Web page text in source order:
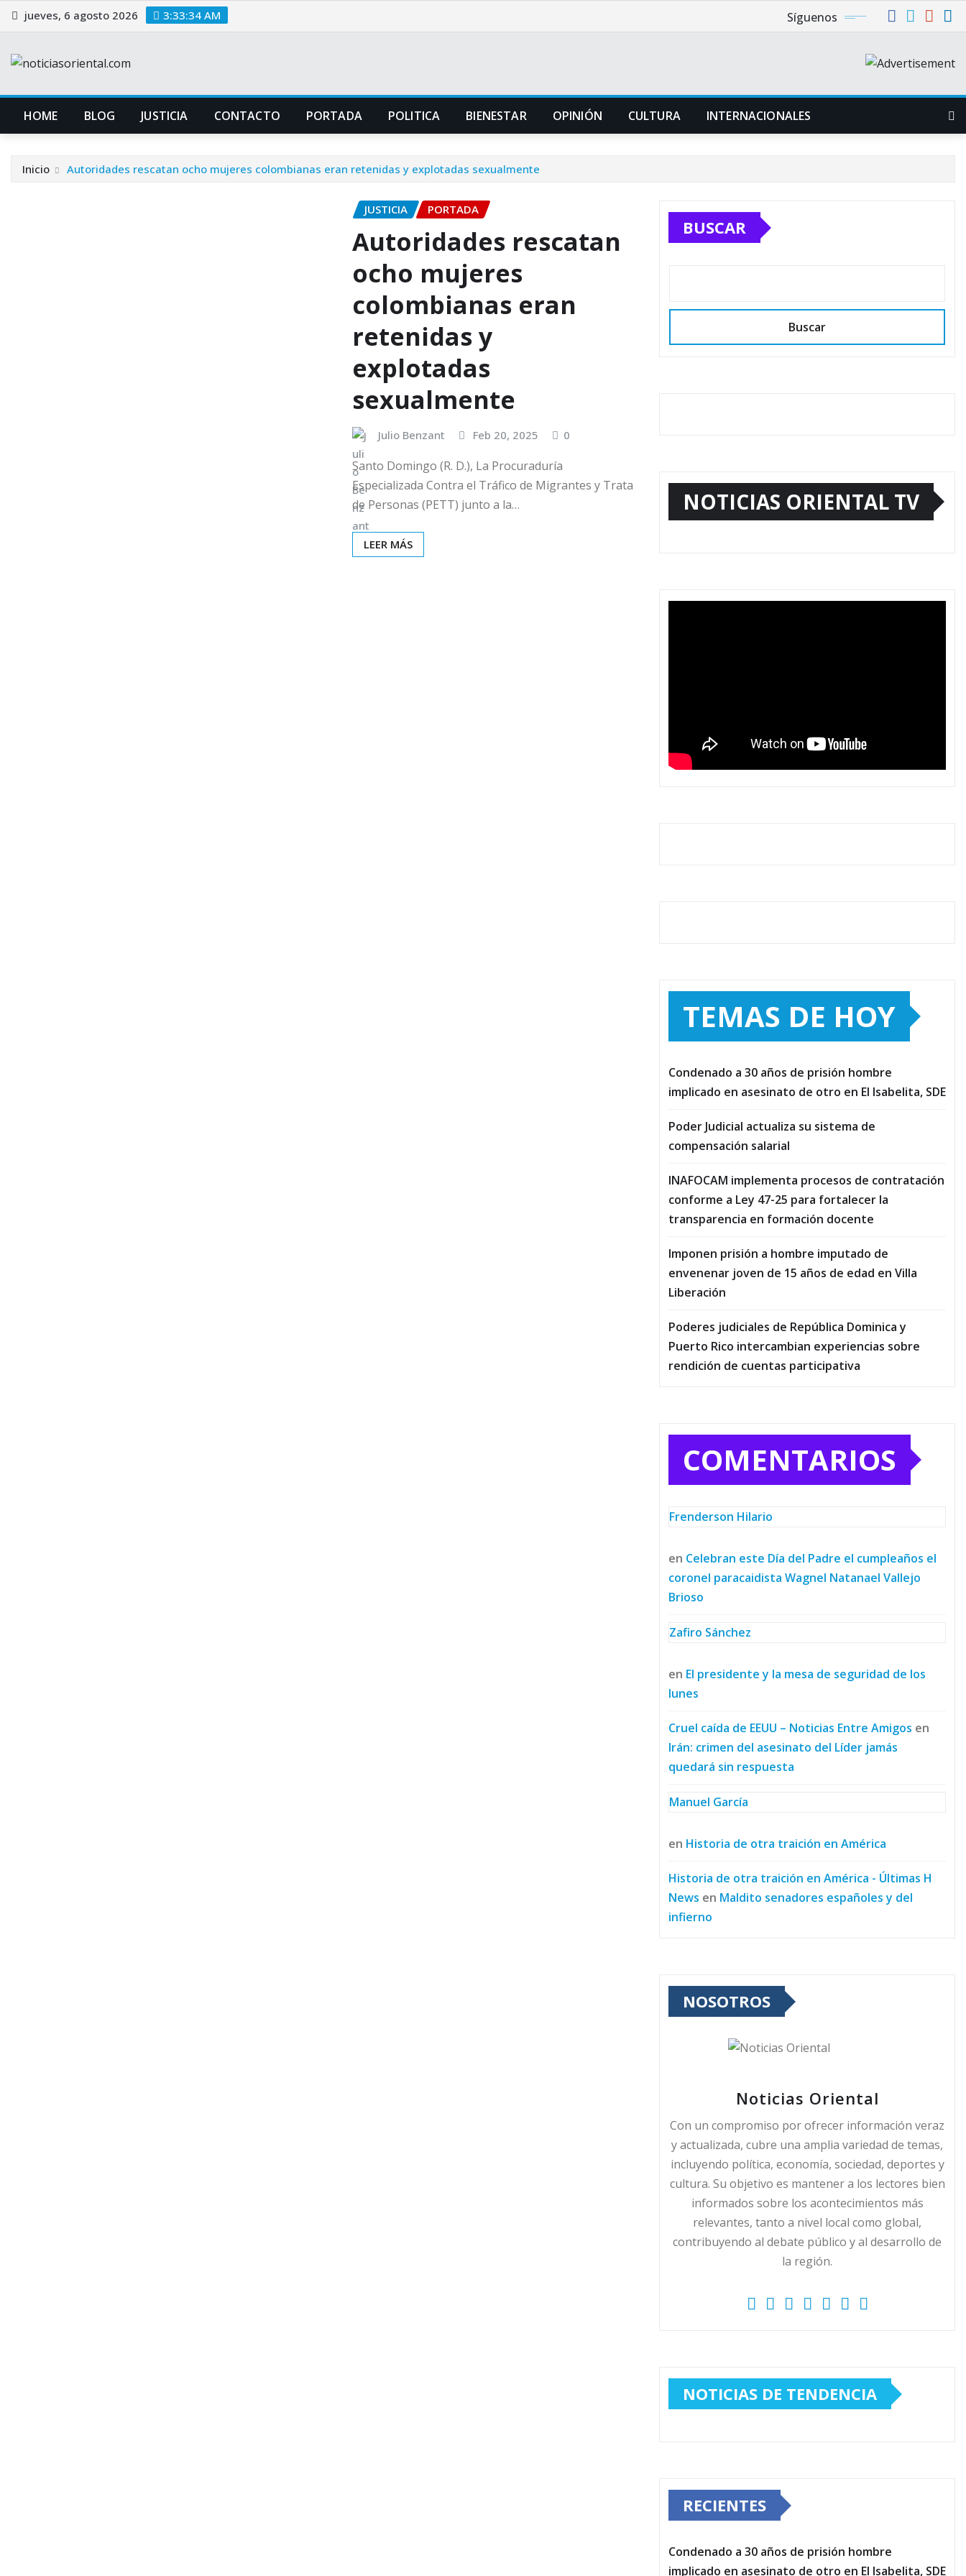
Saltar
al
jueves, 6 agosto 2026 3:33:35 AM Síguenos
HOME BLOG JUSTICIA CONTACTO PORTADA POLITICA BIENESTAR OPINIÓN CULTURA INTERNACIONALES
Inicio Autoridades rescatan ocho mujeres colombianas eran retenidas y explotadas sexualmente
JUSTICIA PORTADA
Autoridades rescatan
ocho mujeres
colombianas eran
retenidas y
explotadas
sexualmente
Julio Benzant Feb 20, 2025 0
Santo Domingo (R. D.), La Procuraduría
Especializada Contra el Tráfico de Migrantes y Trata
de Personas (PETT) junto a la…
LEER MÁS
BUSCAR
Buscar
NOTICIAS ORIENTAL TV
TEMAS DE HOY
Condenado a 30 años de prisión hombre
implicado en asesinato de otro en El Isabelita, SDE
Poder Judicial actualiza su sistema de
compensación salarial
INAFOCAM implementa procesos de contratación
conforme a Ley 47-25 para fortalecer la
transparencia en formación docente
Imponen prisión a hombre imputado de
envenenar joven de 15 años de edad en Villa
Liberación
Poderes judiciales de República Dominica y
Puerto Rico intercambian experiencias sobre
rendición de cuentas participativa
COMENTARIOS
Frenderson Hilario
en Celebran este Día del Padre el cumpleaños el
coronel paracaidista Wagnel Natanael Vallejo
Brioso
Zafiro Sánchez
en El presidente y la mesa de seguridad de los
lunes
Cruel caída de EEUU – Noticias Entre Amigos en
Irán: crimen del asesinato del Líder jamás
quedará sin respuesta
Manuel García
en Historia de otra traición en América
Historia de otra traición en América - Últimas H
News en Maldito senadores españoles y del
infierno
NOSOTROS
Noticias Oriental
Con un compromiso por ofrecer información veraz
y actualizada, cubre una amplia variedad de temas,
incluyendo política, economía, sociedad, deportes y
cultura. Su objetivo es mantener a los lectores bien
informados sobre los acontecimientos más
relevantes, tanto a nivel local como global,
contribuyendo al debate público y al desarrollo de
la región.
NOTICIAS DE TENDENCIA
RECIENTES
Condenado a 30 años de prisión hombre
implicado en asesinato de otro en El Isabelita, SDE